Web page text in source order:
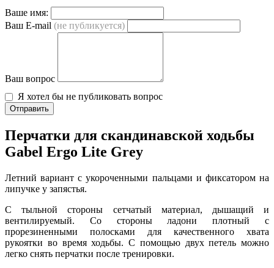
Ваше имя:
Ваш E-mail (не публикуется)
Ваш вопрос
Я хотел бы не публиковать вопрос
Отправить
Перчатки для скандинавской ходьбы
Gabel Ergo Lite Grey
Летний вариант с укороченными пальцами и фиксатором на
липучке у запястья.
С тыльной стороны сетчатый материал, дышащий и
вентилируемый. Со стороны ладони плотный с
прорезиненными полосками для качественного хвата
рукоятки во время ходьбы. С помощью двух петель можно
легко снять перчатки после тренировки.